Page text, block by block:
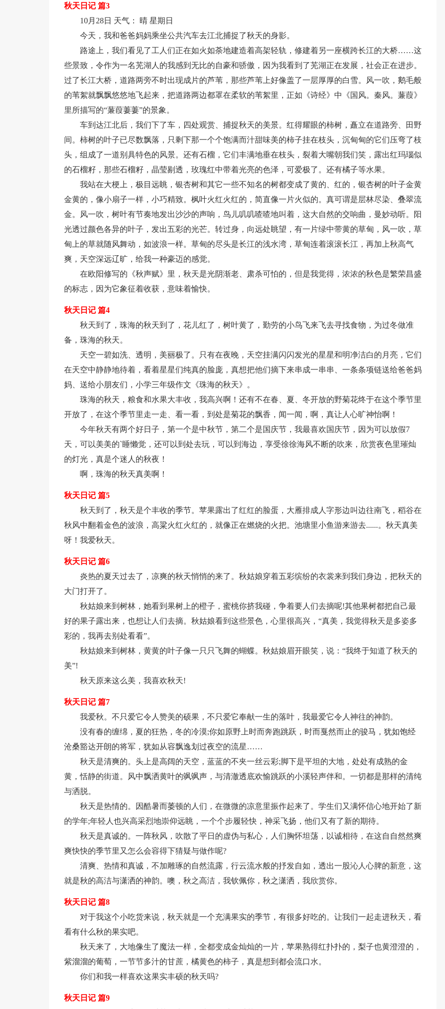
秋天日记 篇3
10月28日 天气： 晴 星期日
今天，我和爸爸妈妈乘坐公共汽车去江北捕捉了秋天的身影。
路途上，我们看见了工人们正在如火如荼地建造着高架轻轨，修建着另一座横跨长江的大桥……这
些景致，令作为一名芜湖人的我感到无比的自豪和骄傲，因为我看到了芜湖正在发展，社会正在进步。
过了长江大桥，道路两旁不时出现成片的芦苇，那些芦苇上好像盖了一层厚厚的白雪。风一吹，鹅毛般
的苇絮就飘飘悠悠地飞起来，把道路两边都罩在柔软的苇絮里，正如《诗经》中《国风。秦风。蒹葭》
里所描写的“蒹葭萋萋”的景象。
车到达江北后，我们下了车，四处观赏、捕捉秋天的美景。红得耀眼的柿树，矗立在道路旁、田野
间。柿树的叶子已尽数飘落，只剩下那一个个饱满而汁甜味美的柿子挂在枝头，沉甸甸的它们压弯了枝
头，组成了一道别具特色的风景。还有石榴，它们丰满地垂在枝头，裂着大嘴朝我们笑，露出红玛瑙似
的石榴籽，那些石榴籽，晶莹剔透，玫瑰红中带着光亮的色泽，可爱极了。还有橘子等水果。
我站在大梗上，极目远眺，银杏树和其它一些不知名的树都变成了黄的、红的，银杏树的叶子金黄
金黄的，像小扇子一样，小巧精致。枫叶火红火红的，简直像一片火似的。真可谓是层林尽染、叠翠流
金。风一吹，树叶有节奏地发出沙沙的声响，鸟儿叽叽喳喳地叫着，这大自然的交响曲，曼妙动听。阳
光透过颜色各异的叶子，发出五彩的光芒。转过身，向远处眺望，有一片绿中带黄的草甸，风一吹，草
甸上的草就随风舞动，如波浪一样。草甸的尽头是长江的浅水湾，草甸连着滚滚长江，再加上秋高气
爽，天空深远辽旷，给我一种豪迈的感觉。
在欧阳修写的《秋声赋》里，秋天是光阴渐老、肃杀可怕的，但是我觉得，浓浓的秋色是繁荣昌盛
的标志，因为它象征着收获，意味着愉快。
秋天日记 篇4
秋天到了，珠海的秋天到了，花儿红了，树叶黄了，勤劳的小鸟飞来飞去寻找食物，为过冬做准
备，珠海的秋天。
天空一碧如洗、透明，美丽极了。只有在夜晚，天空挂满闪闪发光的星星和明净洁白的月亮，它们
在天空中静静地待着，看着星星们纯真的脸庞，真想把他们摘下来串成一串串、一条条项链送给爸爸妈
妈、送给小朋友们，小学三年级作文《珠海的秋天》。
珠海的秋天，粮食和水果大丰收，我高兴啊！还有不在春、夏、冬开放的野菊花终于在这个季节里
开放了，在这个季节里走一走、看一看，到处是菊花的飘香，闻一闻，啊，真让人心旷神怡啊！
今年秋天有两个好日子，第一个是中秋节，第二个是国庆节，我最喜欢国庆节，因为可以放假7
天，可以美美的`睡懒觉，还可以到处去玩，可以到海边，享受徐徐海风不断的吹来，欣赏夜色里璀灿
的灯光，真是个迷人的秋夜！
啊，珠海的秋天真美啊！
秋天日记 篇5
秋天到了，秋天是个丰收的季节。苹果露出了红红的脸蛋，大雁排成人字形边叫边往南飞，稻谷在
秋风中翻着金色的波浪，高粱火红火红的，就像正在燃烧的火把。池塘里小鱼游来游去......。秋天真美
呀！我爱秋天。
秋天日记 篇6
炎热的夏天过去了，凉爽的秋天悄悄的来了。秋姑娘穿着五彩缤纷的衣裳来到我们身边，把秋天的
大门打开了。
秋姑娘来到树林，她看到果树上的橙子，蜜桃你挤我碰，争着要人们去摘呢!其他果树都把自己最
好的果子露出来，也想让人们去摘。秋姑娘看到这些景色，心里很高兴，“真美，我觉得秋天是多姿多
彩的，我再去别处看看”。
秋姑娘来到树林，黄黄的叶子像一只只飞舞的蝴蝶。秋姑娘眉开眼笑，说：“我终于知道了秋天的
美”!
秋天原来这么美，我喜欢秋天!
秋天日记 篇7
我爱秋。不只爱它令人赞美的硕果，不只爱它奉献一生的落叶，我最爱它令人神往的神韵。
没有春的缠绵，夏的狂热，冬的冷漠;你如原野上时而奔跑跳跃，时而戛然而止的骏马，犹如饱经
沧桑豁达开朗的将军，犹如从容飘逸划过夜空的流星……
秋天是清爽的。头上是高阔的天空，蓝蓝的不夹一丝云彩;脚下是平坦的大地，处处有成熟的金
黄，恬静的街道。风中飘洒黄叶的飒飒声，与清澈透底欢愉跳跃的小溪轻声伴和。一切都是那样的清纯
与洒脱。
秋天是热情的。因酷暑而萎顿的人们，在微微的凉意里振作起来了。学生们又满怀信心地开始了新
的学年;年轻人也兴高采烈地崇仰远眺，一个个步履轻快，神采飞扬，他们又有了新的期待。
秋天是真诚的。一阵秋风，吹散了平日的虚伪与私心，人们胸怀坦荡，以诚相待，在这自自然然爽
爽快快的季节里又怎么会容得下猜疑与做作呢?
清爽、热情和真诚，不加雕琢的自然流露，行云流水般的抒发自如，透出一股沁人心脾的新意，这
就是秋的高洁与潇洒的神韵。噢，秋之高洁，我钦佩你，秋之潇洒，我欣赏你。
秋天日记 篇8
对于我这个小吃货来说，秋天就是一个充满果实的季节，有很多好吃的。让我们一起走进秋天，看
看有什么秋的果实吧。
秋天来了，大地像生了魔法一样，全都变成金灿灿的一片，苹果熟得红扑扑的，梨子也黄澄澄的，
紫溜溜的葡萄，一节节多汁的甘蔗，橘黄色的柿子，真是想到都会流口水。
你们和我一样喜欢这果实丰硕的秋天吗?
秋天日记 篇9